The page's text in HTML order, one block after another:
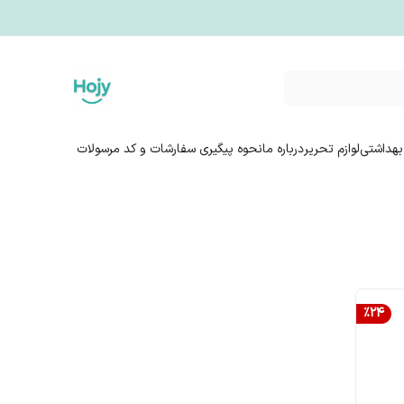
لوازم تحریردرباره مانحوه پیگیری سفارشات و کد مرسولات
%24